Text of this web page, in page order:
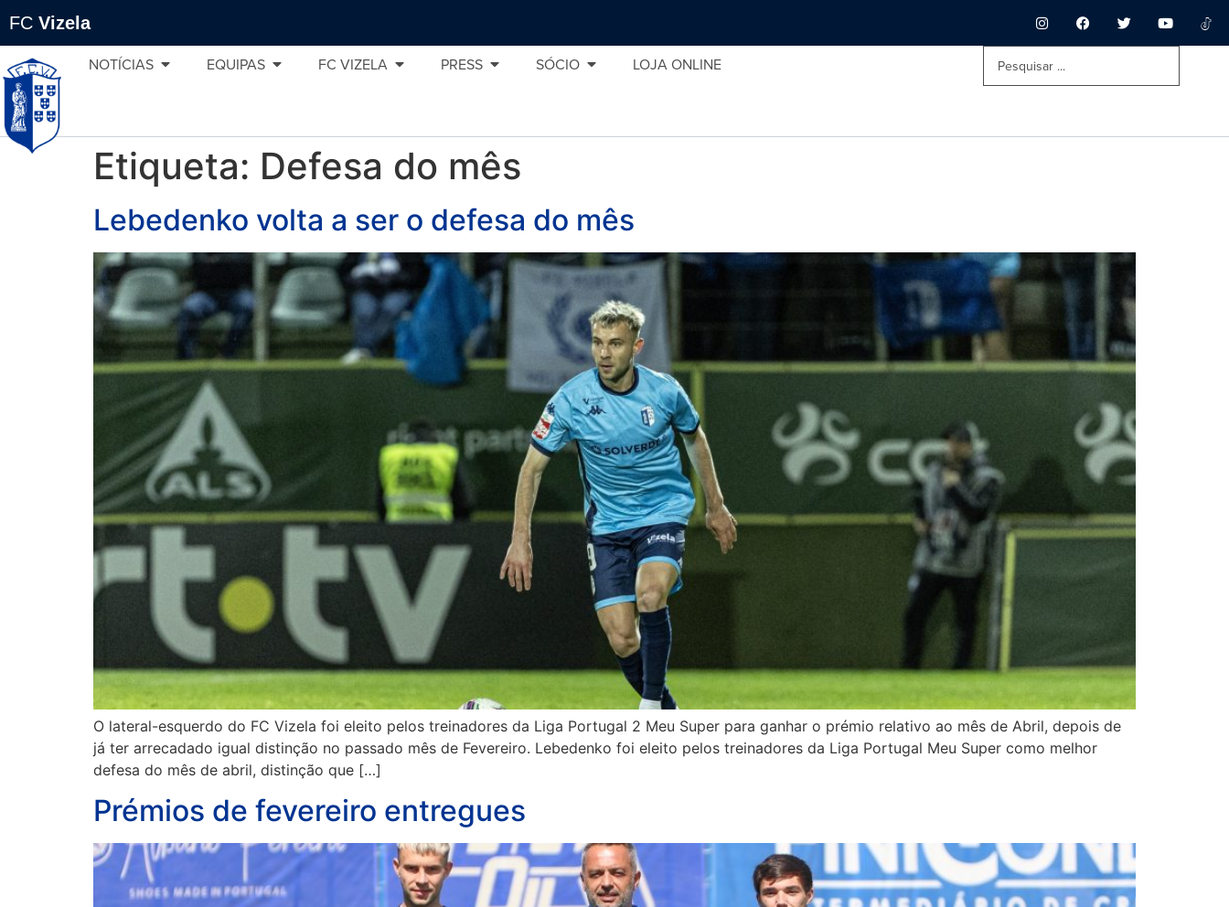
FC Vizela
NOTÍCIAS EQUIPAS FC VIZELA PRESS SÓCIO LOJA ONLINE
Etiqueta: Defesa do mês
Lebedenko volta a ser o defesa do mês
O lateral-esquerdo do FC Vizela foi eleito pelos treinadores da Liga Portugal 2 Meu Super para ganhar o prémio relativo ao mês de Abril, depois de
já ter arrecadado igual distinção no passado mês de Fevereiro. Lebedenko foi eleito pelos treinadores da Liga Portugal Meu Super como melhor
defesa do mês de abril, distinção que […]
Prémios de fevereiro entregues